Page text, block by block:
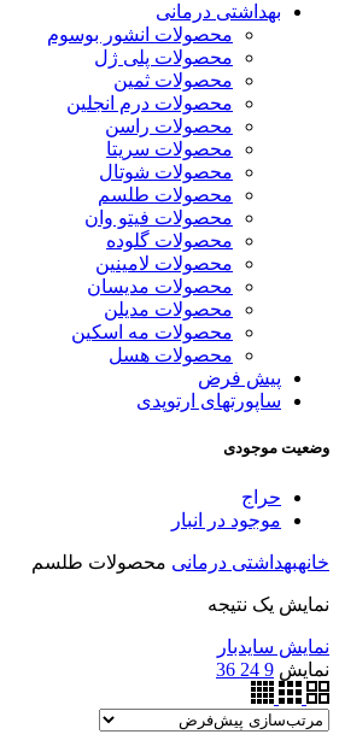
بهداشتی درمانی
محصولات انشور بوسوم
محصولات پلی ژل
محصولات ثمین
محصولات درم انجلین
محصولات راسن
محصولات سریتا
محصولات شوتال
محصولات طلسم
محصولات فیتو وان
محصولات گلوده
محصولات لامینین
محصولات مدیسان
محصولات مدیلن
محصولات مه اسکین
محصولات هسل
پیش فرض
ساپورتهای ارتوپدی
وضعیت موجودی
حراج
موجود در انبار
خانهبهداشتی درمانی محصولات طلسم
نمایش یک نتیجه
نمایش سایدبار
نمایش 9
24
36